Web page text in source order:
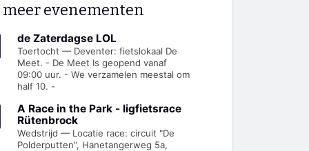
NVHPV
🡺
🡺
Registreren
meer evenementen
de Zaterdagse LOL
Toertocht — Deventer: fietslokaal De
Meet. - De Meet Is geopend vanaf
09:00 uur. - We verzamelen meestal om
half 10. -
A Race in the Park - ligfietsrace
Rütenbrock
Wedstrijd — Locatie race: circuit "De
Polderputten", Hanetangerweg 5a,